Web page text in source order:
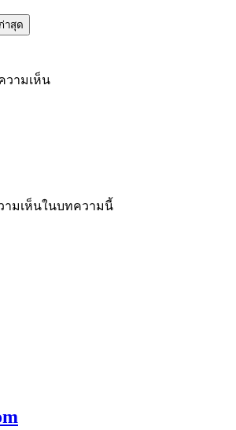
าสุด
วามเห็น
ามเห็นในบทความนี้